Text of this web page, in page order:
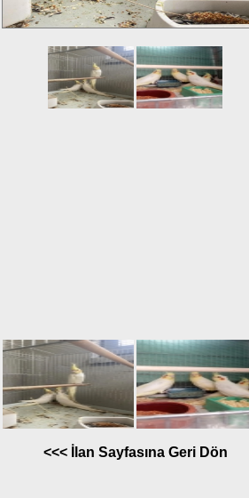
<<< İlan Sayfasına Geri Dön